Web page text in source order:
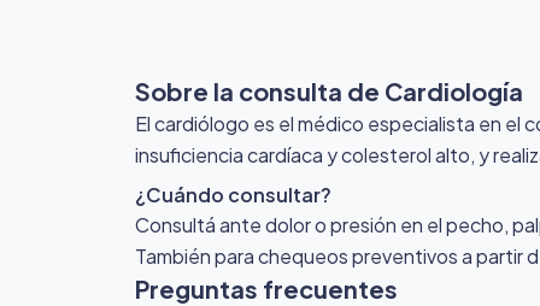
Sobre la consulta de Cardiología
El cardiólogo es el médico especialista en el
insuficiencia cardíaca y colesterol alto, y
¿Cuándo consultar?
Consultá ante dolor o presión en el pecho,
También para chequeos preventivos a partir
Preguntas frecuentes